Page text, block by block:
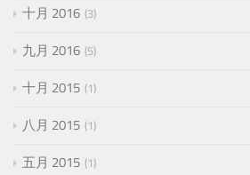
十月 2016 3
九月 2016 5
十月 2015 1
八月 2015 1
五月 2015 1